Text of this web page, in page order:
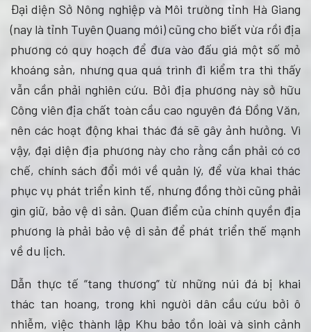
Đại diện Sở Nông nghiệp và Môi trường tỉnh Hà Giang
(nay là tỉnh Tuyên Quang mới) cũng cho biết vừa rồi địa
phương có quy hoạch để đưa vào đấu giá một số mỏ
khoáng sản, nhưng qua quá trình đi kiểm tra thì thấy
vẫn cần phải nghiên cứu. Bởi địa phương này sở hữu
Công viên địa chất toàn cầu cao nguyên đá Đồng Văn,
nên các hoạt động khai thác đá sẽ gây ảnh hưởng. Vì
vậy, đại diện địa phương này cho rằng cần phải có cơ
chế, chính sách đổi mới về quản lý, để vừa khai thác
phục vụ phát triển kinh tế, nhưng đồng thời cũng phải
gìn giữ, bảo vệ di sản. Quan điểm của chính quyền địa
phương là phải bảo vệ di sản để phát triển thế mạnh
về du lịch.
Dẫn thực tế “tang thương” từ những núi đá bị khai
thác tan hoang, trong khi người dân cầu cứu bởi ô
nhiễm, việc thành lập Khu bảo tồn loài và sinh cảnh